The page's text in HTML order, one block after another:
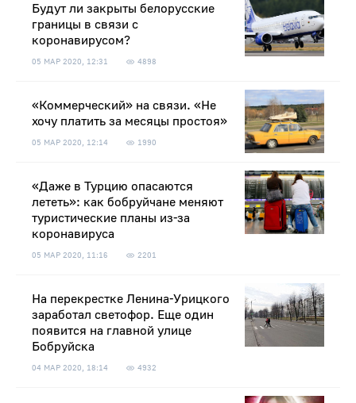
Будут ли закрыты белорусские
границы в связи с
коронавирусом?
05 МАР 2020, 12:31 4898
«Коммерческий» на связи. «Не
хочу платить за месяцы простоя»
05 МАР 2020, 12:14 1990
«Даже в Турцию опасаются
лететь»: как бобруйчане меняют
туристические планы из-за
коронавируса
05 МАР 2020, 11:16 2201
На перекрестке Ленина-Урицкого
заработал светофор. Еще один
появится на главной улице
Бобруйска
04 МАР 2020, 18:14 4932